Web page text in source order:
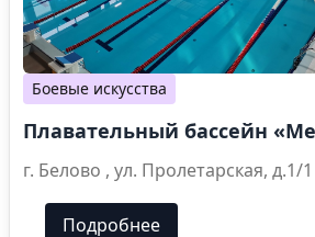
Боевые искусства
Плавательный бассейн
г. Белово , ул. Пролетарская, д.1/1
Подробнее